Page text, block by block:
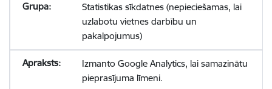
Statistikas sīkdatnes (nepieciešamas, lai
uzlabotu vietnes darbību un
pakalpojumus)
Izmanto Google Analytics, lai samazinātu
pieprasījuma līmeni.